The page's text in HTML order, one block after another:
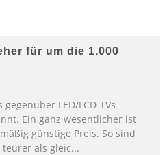
für um die 1.000
LED/LCD-TVs
Ein ganz wesentlicher ist
günstige Preis. So sind
teurer als gleic...